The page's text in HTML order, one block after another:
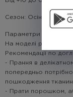
Сезон: Осінь/Весна
Параметри моделі:
На моделі розмір: M
Рекомендації по
- Прання в
попередньо
пошкодження
- Прати порошком,